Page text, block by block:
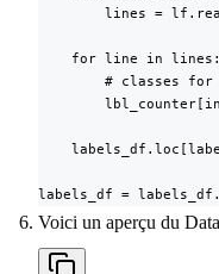
lines =
    for line in lines:
# classes
labels_df =
Voici un aperçu du